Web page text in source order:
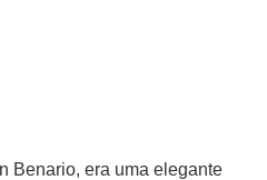
Benario, era uma elegante